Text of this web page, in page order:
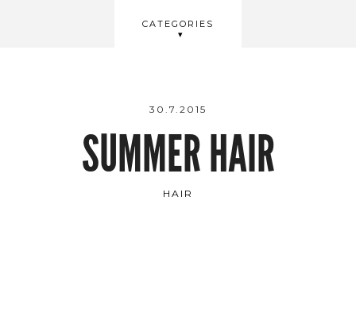
CATEGORIES
BEAUTY
30.7.2015
SUMMER HAIR
HAIR